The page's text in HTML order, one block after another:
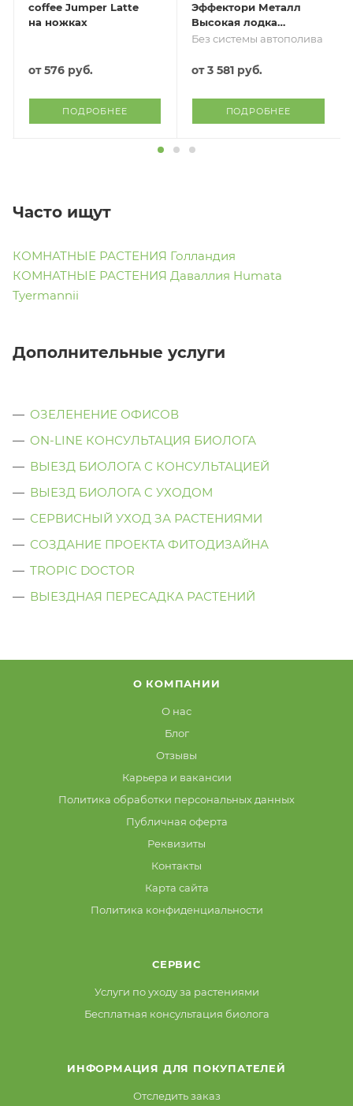
coffee Jumper Latte
на ножках
от576 руб.
ПОДРОБНЕЕ
Эффектори Металл
Высокая лодка
Дизайн Крампл
Без системы автополива
от3 581 руб.
ПОДРОБНЕЕ
Часто ищут
КОМНАТНЫЕ РАСТЕНИЯ Голландия
КОМНАТНЫЕ РАСТЕНИЯ Даваллия Humata
Tyermannii
Дополнительные услуги
ОЗЕЛЕНЕНИЕ ОФИСОВ
ON-LINE КОНСУЛЬТАЦИЯ БИОЛОГА
ВЫЕЗД БИОЛОГА С КОНСУЛЬТАЦИЕЙ
ВЫЕЗД БИОЛОГА C УХОДОМ
СЕРВИСНЫЙ УХОД ЗА РАСТЕНИЯМИ
СОЗДАНИЕ ПРОЕКТА ФИТОДИЗАЙНА
TROPIC DOCTOR
ВЫЕЗДНАЯ ПЕРЕСАДКА РАСТЕНИЙ
О КОМПАНИИ
О нас
Блог
Отзывы
Карьера и вакансии
Политика обработки персональных данных
Публичная оферта
Реквизиты
Контакты
Карта сайта
Политика конфиденциальности
СЕРВИС
Услуги по уходу за растениями
Бесплатная консультация биолога
ИНФОРМАЦИЯ ДЛЯ ПОКУПАТЕЛЕЙ
Отследить заказ